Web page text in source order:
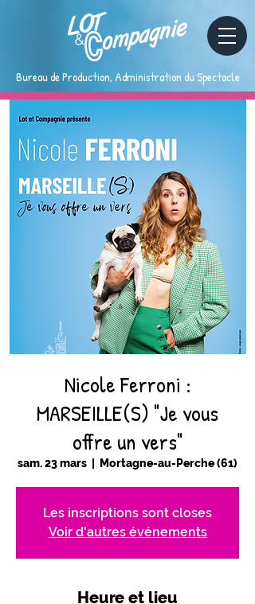
Bureau de Production, Administration du Spectacle
Nicole Ferroni :
MARSEILLE(S) "Je vous
offre un vers"
sam. 23 mars Mortagne-au-Perche (61)
Les inscriptions sont closes
Voir d'autres événements
Heure et lieu